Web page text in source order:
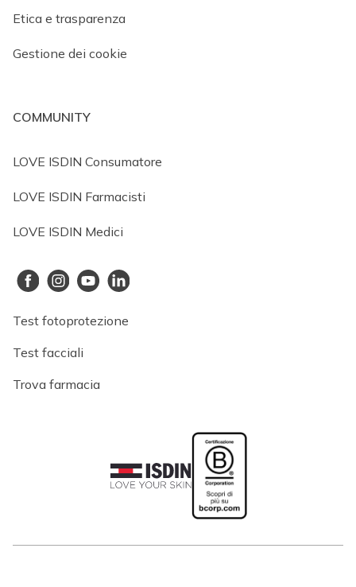
Etica e trasparenza
Gestione dei cookie
COMMUNITY
LOVE ISDIN Consumatore
LOVE ISDIN Farmacisti
LOVE ISDIN Medici
Test fotoprotezione
Test facciali
Trova farmacia